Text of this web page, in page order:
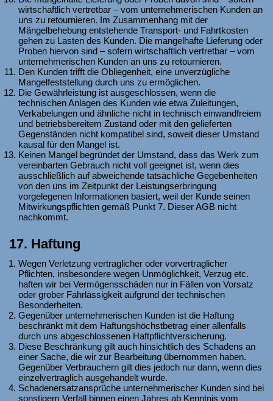
wirtschaftlich vertretbar – vom unternehmerischen Kunden an
uns zu retournieren. Im Zusammenhang mit der
Mängelbehebung entstehende Transport- und Fahrtkosten
gehen zu Lasten des Kunden. Die mangelhafte Lieferung oder
Proben hiervon sind – sofern wirtschaftlich vertretbar – vom
unternehmerischen Kunden an uns zu retournieren.
Den Kunden trifft die Obliegenheit, eine unverzügliche
Mangelfeststellung durch uns zu ermöglichen.
Die Gewährleistung ist ausgeschlossen, wenn die
technischen Anlagen des Kunden wie etwa Zuleitungen,
Verkabelungen und ähnliche nicht in technisch einwandfreiem
und betriebsbereitem Zustand oder mit den gelieferten
Gegenständen nicht kompatibel sind, soweit dieser Umstand
kausal für den Mangel ist.
Keinen Mangel begründet der Umstand, dass das Werk zum
vereinbarten Gebrauch nicht voll geeignet ist, wenn dies
ausschließlich auf abweichende tatsächliche Gegebenheiten
von den uns im Zeitpunkt der Leistungserbringung
vorgelegenen Informationen basiert, weil der Kunde seinen
Mitwirkungspflichten gemäß Punkt 7. Dieser AGB nicht
nachkommt.
17. Haftung
Wegen Verletzung vertraglicher oder vorvertraglicher
Pflichten, insbesondere wegen Unmöglichkeit, Verzug etc.
haften wir bei Vermögensschäden nur in Fällen von Vorsatz
oder grober Fahrlässigkeit aufgrund der technischen
Besonderheiten.
Gegenüber unternehmerischen Kunden ist die Haftung
beschränkt mit dem Haftungshöchstbetrag einer allenfalls
durch uns abgeschlossenen Haftpflichtversicherung.
Diese Beschränkung gilt auch hinsichtlich des Schadens an
einer Sache, die wir zur Bearbeitung übernommen haben.
Gegenüber Verbrauchern gilt dies jedoch nur dann, wenn dies
einzelvertraglich ausgehandelt wurde.
Schadenersatzansprüche unternehmerischer Kunden sind bei
sonstigem Verfall binnen einen Jahres ab Kenntnis vom